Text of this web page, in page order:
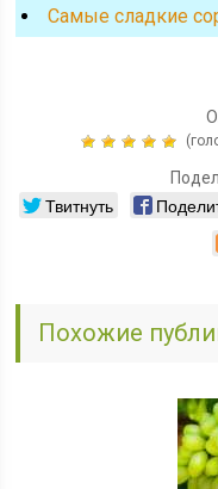
Cамые сладкие
Твитнуть
Похожие